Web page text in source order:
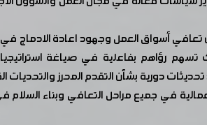
تعافي أسواق العمل وجهود اعادة الادماج
تسهم رؤاهم بفاعلية في صياغة
دورية بشأن التقدم المحرز والتحديات
في جميع مراحل التعافي وبناء السلام